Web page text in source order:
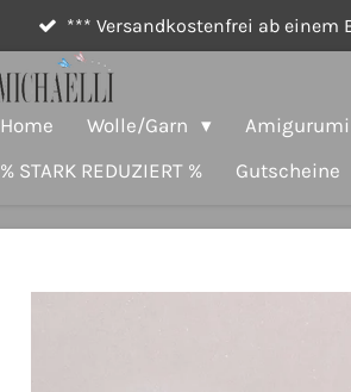
*** Versandkostenfrei ab einem
Home Wolle/Garn Amigurumi
% STARK REDUZIERT %
Gutscheine